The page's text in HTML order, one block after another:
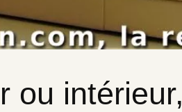
ou intérieur,